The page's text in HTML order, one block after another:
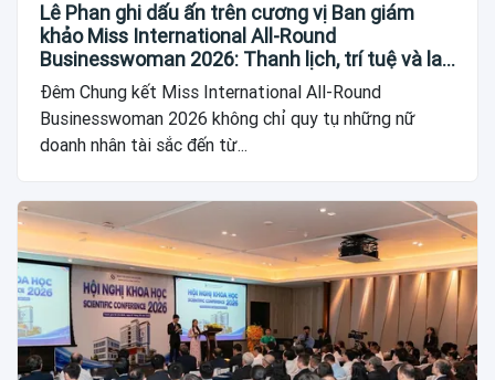
Lê Phan ghi dấu ấn trên cương vị Ban giám
khảo Miss International All-Round
Businesswoman 2026: Thanh lịch, trí tuệ và lan
tỏa giá trị của người phụ nữ hiện đại
Đêm Chung kết Miss International All-Round
Businesswoman 2026 không chỉ quy tụ những nữ
doanh nhân tài sắc đến từ...